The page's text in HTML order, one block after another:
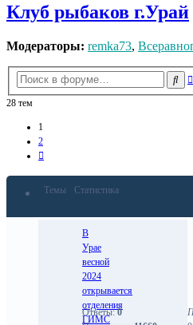
Клуб рыбаков г.Урай
Модераторы: remka73,
28 тем
1
2
Темы Статистика
В
Урае
весной
2024
открывается
отделения
ГИМС
Ответы:0